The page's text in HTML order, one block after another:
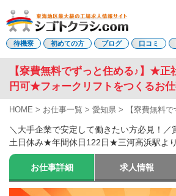
電話受付はこちら
トップページ
初めての方へ
待機寮について
求人を探す
全ての求人
東海エリア
待機寮 初めての方 ブログ 口コミ
【寮費無料でずっと住める♪】★
円可★フォークリフトをつくるお
HOME > お仕事一覧 > 愛知県 > 【寮費無料
＼大手企業で安定して働きたい方必見！
土日休み★年間休日122日★三河高浜駅よ
お仕事詳細 求人情報